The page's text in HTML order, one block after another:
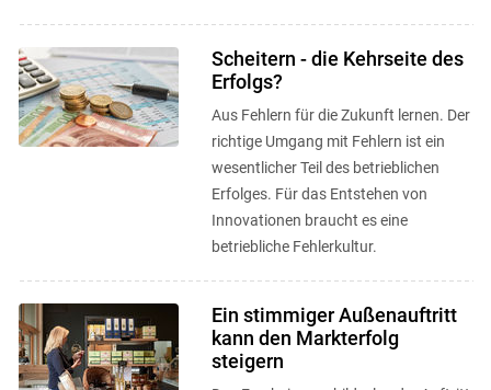
Scheitern - die Kehrseite des
Erfolgs?
Aus Fehlern für die Zukunft lernen. Der
richtige Umgang mit Fehlern ist ein
wesentlicher Teil des betrieblichen
Erfolges. Für das Entstehen von
Innovationen braucht es eine
betriebliche Fehlerkultur.
Ein stimmiger Außenauftritt
kann den Markterfolg
steigern